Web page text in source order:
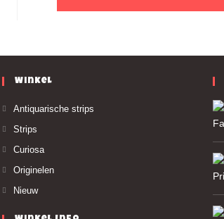
Winkel
Antiquarische strips
Strips
Curiosa
Originelen
Nieuw